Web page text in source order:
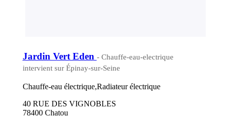
Jardin Vert Eden - Chauffe-eau-electrique
intervient sur Épinay-sur-Seine
Chauffe-eau électrique,Radiateur électrique
40 RUE DES VIGNOBLES
78400 Chatou